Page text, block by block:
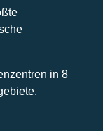
in 8